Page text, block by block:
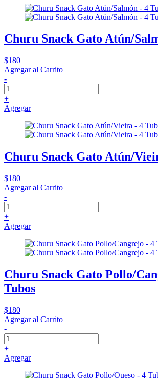
Churu Snack Gato Atún/
$180
Agregar al Carrito
-
+
Agregar
Churu Snack Gato Atún/
$180
Agregar al Carrito
-
+
Agregar
Churu Snack Gato Pollo/
Tubos
$180
Agregar al Carrito
-
+
Agregar